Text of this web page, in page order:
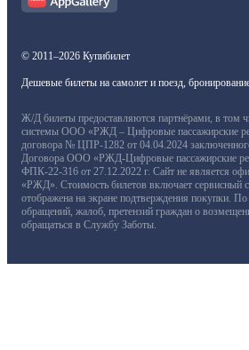
© 2011–2026 Купибилет
Дешевые билеты на самолет и поезд,
Ж/Д билеты предоставляются партнёрами, в том
системы ООО «РЖД – Цифровые пассажирские
договора № ЦПР-1282 от 04.04.2024
Договора ООО «РЖД-Цифровые пассажирские
ФПК-22-316 от 27.12.2022 г. Сайт не является
«РЖД». Стоимость билетов включает сервисный
отображена на экране подтверждения покупки.
обращений, жалоб, претензий граждан о
обращаться в Службу Заботы.